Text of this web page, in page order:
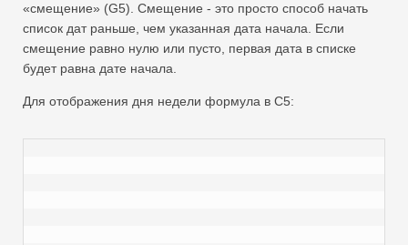
«смещение» (G5). Смещение - это просто способ начать
список дат раньше, чем указанная дата начала. Если
смещение равно нулю или пусто, первая дата в списке
будет равна дате начала.
Для отображения дня недели формула в C5: